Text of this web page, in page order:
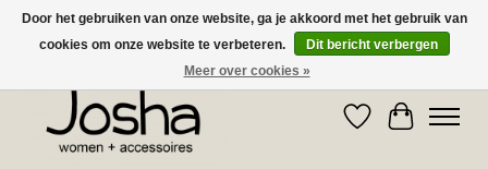
GRATIS OPHALEN IN DE WINKEL EN GRATIS VERZENDING VANAF € 75,00
Verlanglijst
Door het gebruiken van onze website, ga je akkoord met het gebruik van
cookies om onze website te verbeteren.
Dit bericht verbergen
Meer over cookies »